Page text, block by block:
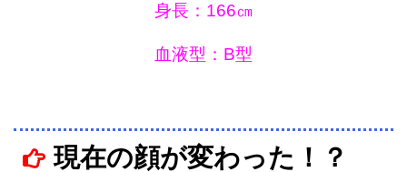
身長：166㎝
血液型：B型
現在の顔が変わった！？